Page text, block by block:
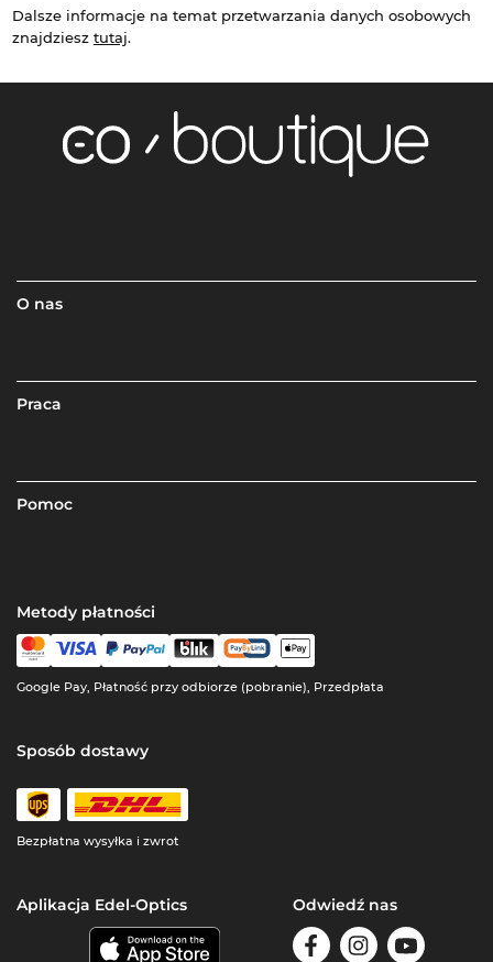
Dalsze informacje na temat przetwarzania danych osobowych
znajdziesz tutaj.
O nas
Praca
Pomoc
Metody płatności
Google Pay, Płatność przy odbiorze (pobranie), Przedpłata
Sposób dostawy
Bezpłatna wysyłka i zwrot
Aplikacja Edel-Optics Odwiedź nas